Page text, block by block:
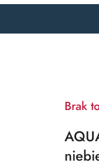
Brak